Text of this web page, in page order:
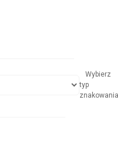
Wybierz
typ
znakowania